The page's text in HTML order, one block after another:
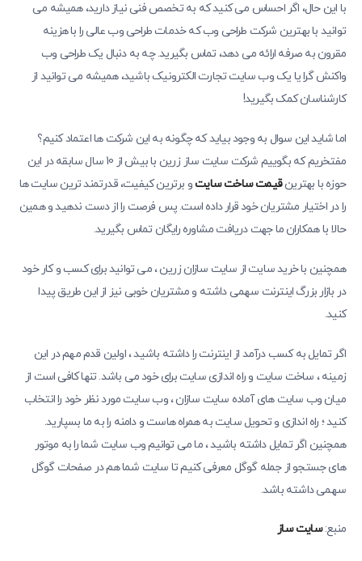
با این حال، اگر احساس می کنید که به تخصص فنی نیاز دارید، همیشه می
توانید با بهترین شرکت طراحی وب که خدمات طراحی وب عالی را با هزینه
مقرون به صرفه ارائه می دهد، تماس بگیرید. چه به دنبال یک طراحی وب
واکنش گرا یا یک وب سایت تجارت الکترونیک باشید، همیشه می توانید از
کارشناسان کمک بگیرید!
اما شاید این سوال به وجود بیاید که چگونه به این شرکت ها اعتماد کنیم؟
مفتخریم که بگوییم شرکت سایت ساز زرین با بیش از 10 سال سابقه در این
حوزه با بهترینقیمت ساخت سایتو برترین کیفیت، قدرتمند ترین سایت ها
را در اختیار مشتریان خود قرار داده است. پس فرصت را از دست ندهید و همین
حالا با همکاران ما جهت دریافت مشاوره رایگان تماس بگیرید.
همچنین با خرید سایت از سایت سازان زرین ، می توانید برای کسب و کار خود
در بازار بزرگ اینترنت سهمی داشته و مشتریان خوبی نیز از این طریق پیدا
کنید.
اگر تمایل به کسب درآمد از اینترنت را داشته باشید ، اولین قدم مهم در این
زمینه ، ساخت سایت و راه اندازی سایت برای خود می باشد. تنها کافی است از
میان وب سایت های آماده سایت سازان ، وب سایت مورد نظر خود را انتخاب
کنید ؛ راه اندازی و تحویل سایت به همراه هاست و دامنه را به ما بسپارید.
همچنین اگر تمایل داشته باشید ، ما می توانیم وب سایت شما را به موتور
های جستجو از جمله گوگل معرفی کنیم تا سایت شما هم در صفحات گوگل
سهمی داشته باشد.
منبع:سایت ساز